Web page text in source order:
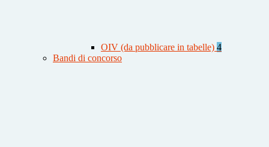
OIV (da pubblicare in tabelle) 4
Bandi di concorso